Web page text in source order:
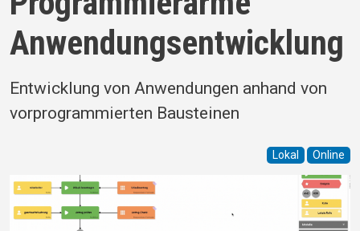
Anwendungsentwicklung
Entwicklung von Anwendungen anhand von
vorprogrammierten Bausteinen
Lokal Online